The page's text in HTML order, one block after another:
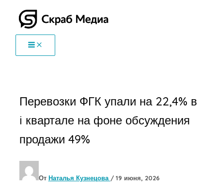
Перейти
содержимому
Перевозки ФГК упали на 22,4% в
i квартале на фоне обсуждения
продажи 49%
От Наталья Кузнецова / 19 июня, 2026